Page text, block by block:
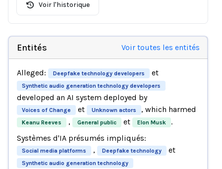
Voir l'historique
Entités Voir toutes les entités
Alleged: Deepfake technology developers et
Synthetic audio generation technology developers
developed an AI system deployed by
Voices of Change et Unknown actors , which harmed
Keanu Reeves , General public et Elon Musk
.
Systèmes d'IA présumés impliqués:
Social media platforms , Deepfake technology et
Synthetic audio generation technology